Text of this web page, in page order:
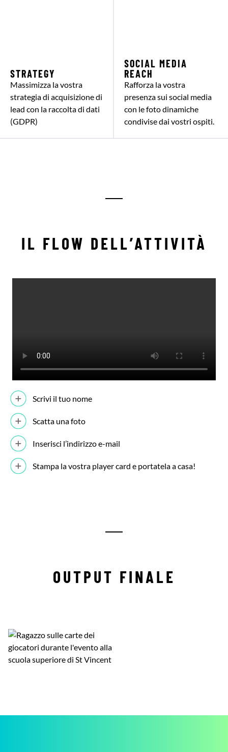
STRATEGY
Massimizza la vostra
strategia di acquisizione di
lead con la raccolta di dati
(GDPR)
SOCIAL MEDIA
REACH
Rafforza la vostra
presenza sui social media
con le foto dinamiche
condivise dai vostri ospiti.
IL FLOW DELL’ATTIVITÀ
Scrivi il tuo nome
Scatta una foto
Inserisci l’indirizzo e-mail
Stampa la vostra player card e portatela a casa!
OUTPUT FINALE